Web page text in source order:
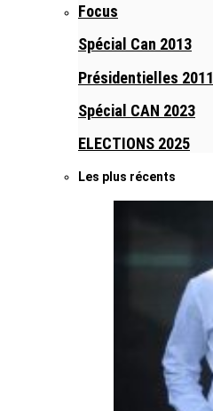
Focus
Spécial Can 2013
Présidentielles 2011
Spécial CAN 2023
ELECTIONS 2025
Les plus récents